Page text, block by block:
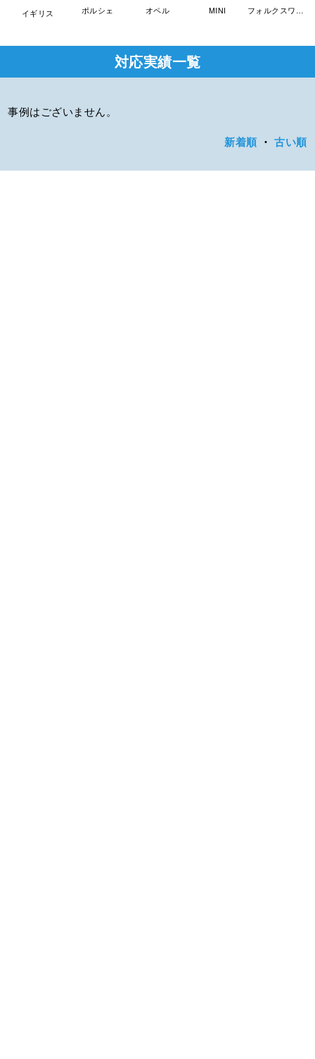
イギリス ポルシェ オペル MINI フォルクスワーゲン
対応実績一覧
事例はございません。
新着順 ・古い順